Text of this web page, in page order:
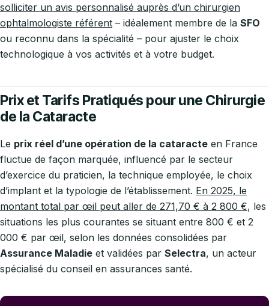
solliciter un avis personnalisé auprès d’un chirurgien
ophtalmologiste référent – idéalement membre de la SFO
ou reconnu dans la spécialité – pour ajuster le choix
technologique à vos activités et à votre budget.
Prix et Tarifs Pratiqués pour une Chirurgie
de la Cataracte
Le prix réel d’une opération de la cataracte en France
fluctue de façon marquée, influencé par le secteur
d’exercice du praticien, la technique employée, le choix
d’implant et la typologie de l’établissement. En 2025, le
montant total par œil peut aller de 271,70 € à 2 800 €, les
situations les plus courantes se situant entre 800 € et 2
000 € par œil, selon les données consolidées par
Assurance Maladie et validées par Selectra, un acteur
spécialisé du conseil en assurances santé.